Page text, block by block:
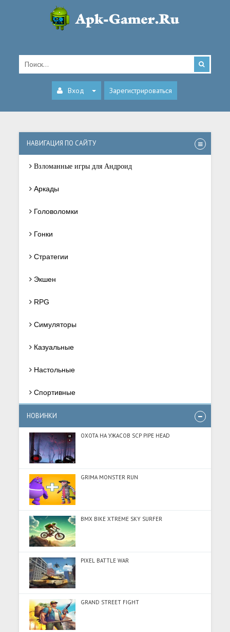
Вход Зарегистрироваться
НАВИГАЦИЯ ПО САЙТУ
Взломанные игры для Андроид
Аркады
Головоломки
Гонки
Стратегии
Экшен
RPG
Симуляторы
Казуальные
Настольные
Спортивные
НОВИНКИ
ОХОТА НА УЖАСОВ SCP PIPE HEAD
GRIMA MONSTER RUN
BMX BIKE XTREME SKY SURFER
PIXEL BATTLE WAR
GRAND STREET FIGHT